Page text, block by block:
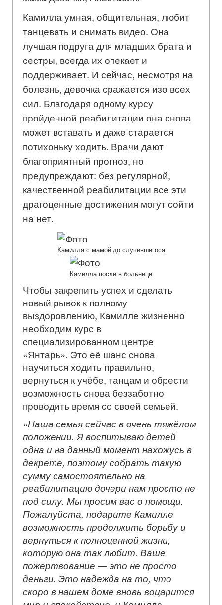
Камилла умная, общительная, любит
танцевать и снимать видео. Она
лучшая подруга для младших брата и
сестры, всегда их опекает и
поддерживает. И сейчас, несмотря на
болезнь, девочка сражается изо всех
сил. Благодаря одному курсу
пройденной реабилитации она снова
может вставать и даже старается
потихоньку ходить. Врачи дают
благоприятный прогноз, но
предупреждают: без регулярной,
качественной реабилитации все эти
драгоценные достижения могут сойти
на нет.
Камилла с мамой до случившегося
Камилла после в больнице
Чтобы закрепить успех и сделать
новый рывок к полному
выздоровлению, Камилле жизненно
необходим курс в
специализированном центре
«Янтарь». Это её шанс снова
научиться ходить правильно,
вернуться к учёбе, танцам и обрести
возможность снова беззаботно
проводить время со своей семьей.
«Наша семья сейчас в очень тяжёлом
положении. Я воспитываю детей
одна и на данный момент нахожусь в
декрете, поэтому собрать такую
сумму самостоятельно на
реабилитацию дочери нам просто не
под силу. Мы просим вас о помощи.
Пожалуйста, подарите Камилле
возможность продолжить борьбу и
вернуться к полноценной жизни,
которую она так любит. Ваше
пожертвование — это не просто
деньги. Это надежда на то, что
скоро в нашем доме вновь воцарится